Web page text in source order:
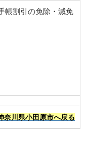
帳割引の免除・減免
奈川県小田原市へ戻る